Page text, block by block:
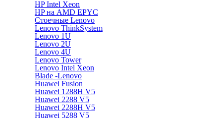
HP Intel Xeon
HP на AMD EPYC
Стоечные Lenovo
Lenovo ThinkSystem
Lenovo 1U
Lenovo 2U
Lenovo 4U
Lenovo Tower
Lenovo Intel Xeon
Blade -Lenovo
Huawei Fusion
Huawei 1288H V5
Huawei 2288 V5
Huawei 2288H V5
Huawei 5288 V5